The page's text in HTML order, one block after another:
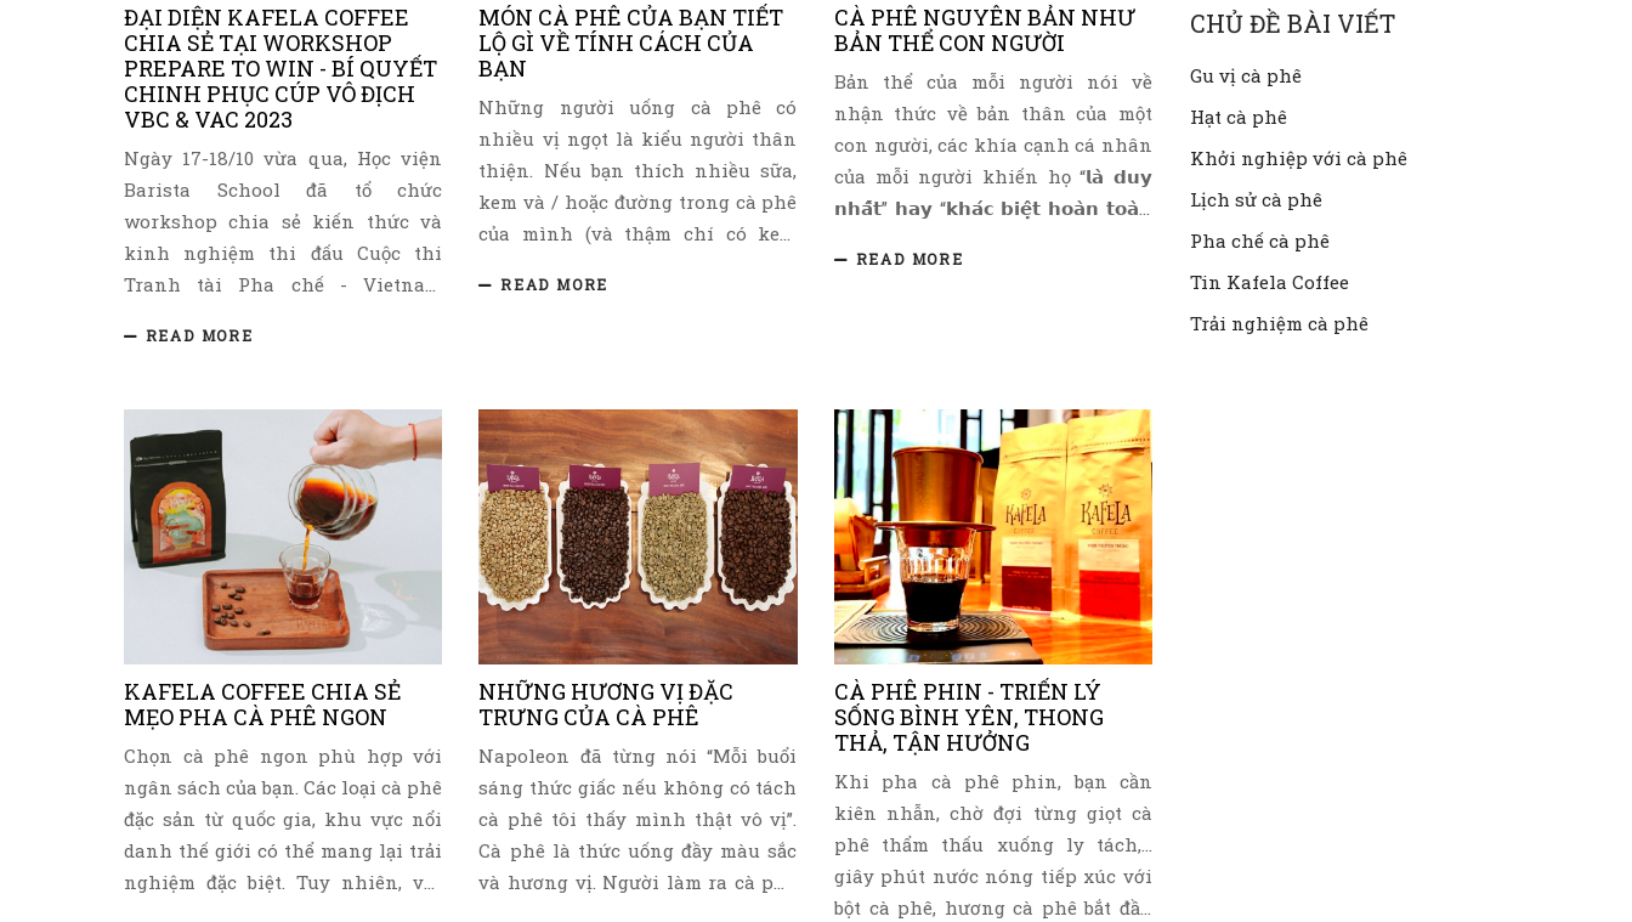
CHỦ ĐỀ BÀI VIẾT
Gu vị cà phê
Hạt cà phê
Khởi nghiệp với cà phê
Lịch sử cà phê
Pha chế cà phê
Tin Kafela Coffee
Trải nghiệm cà phê
ĐẠI DIỆN KAFELA COFFEE
CHIA SẺ TẠI WORKSHOP
PREPARE TO WIN - BÍ QUYẾT
CHINH PHỤC CÚP VÔ ĐỊCH
VBC & VAC 2023
Ngày 17-18/10 vừa qua, Học viện
Barista School đã tổ chức
workshop chia sẻ kiến thức và
kinh nghiệm thi đấu Cuộc thi
Tranh tài Pha chế - Vietnam
kiếm Chuyên gia Thử nếm mùi vị
Championship (VAC) 2023. Chị Bùi
Diệu Linh, người phụ trách R&D
của Kafela Coffee và nhà Vô địch
VAC 2018, tham dự workshop với
vai trò là khách mời chia sẻ tại
chương trình. Chị Bùi Diệu Linh
đã từng vô địch Vietnam
Aromaster Championship 2018 và
đại diện Việt Nam tham gia World
Aromaster Championship 2018 tại
Hàn Quốc.
READ MORE
MÓN CÀ PHÊ CỦA BẠN TIẾT
LỘ GÌ VỀ TÍNH CÁCH CỦA
BẠN
Những người uống cà phê có
nhiều vị ngọt là kiểu người thân
thiện. Nếu bạn thích nhiều sữa,
kem và / hoặc đường trong cà phê
của mình (và thậm chí có kem
cho thấy bạn là người có tính xã
thống kê, mọi người có xu hướng
ăn và uống các chất ngọt hơn khi
họ bị căng thẳng. Nếu bạn đang
gọi thêm một ly cà phê ngọt, có thể
là do bạn đang căng thẳng và
đang tìm kiếm một phần thưởng
cho chính mình, hoặc có thể vì
muốn căng thẳng giảm đi.
READ MORE
CÀ PHÊ NGUYÊN BẢN NHƯ
BẢN THỂ CON NGƯỜI
Bản thể của mỗi người nói về
nhận thức về bản thân của một
con người, các khía cạnh cá nhân
của mỗi người khiến họ “𝗹𝗮̀ 𝗱𝘂𝘆
𝗻𝗵𝗮̂́𝘁” 𝗵𝗮𝘆 “𝗸𝗵𝗮́𝗰 𝗯𝗶𝗲̣̂𝘁 𝗵𝗼𝗮̀𝗻 𝘁𝗼𝗮̀𝗻
đúng bản thể của mình, chúng ta
trang cho tương lai, tìm thấy nơi
mà con người đích thực của
chúng ta cảm thấy sống động
nhất, tự do và không bị gánh
nặng, theo đuổi những điều khiến
trái tim chúng ta hát, tinh thần
của chúng ta bay bổng.
READ MORE
KAFELA COFFEE CHIA SẺ
MẸO PHA CÀ PHÊ NGON
Chọn cà phê ngon phù hợp với
ngân sách của bạn. Các loại cà phê
đặc sản từ quốc gia, khu vực nổi
danh thế giới có thể mang lại trải
nghiệm đặc biệt. Tuy nhiên, với
NHỮNG HƯƠNG VỊ ĐẶC
TRƯNG CỦA CÀ PHÊ
Napoleon đã từng nói “Mỗi buổi
sáng thức giấc nếu không có tách
cà phê tôi thấy mình thật vô vị”.
Cà phê là thức uống đầy màu sắc
và hương vị. Người làm ra cà phê
CÀ PHÊ PHIN - TRIẾN LÝ
SỐNG BÌNH YÊN, THONG
THẢ, TẬN HƯỞNG
Khi pha cà phê phin, bạn cần
kiên nhẫn, chờ đợi từng giọt cà
phê thẩm thấu xuống ly tách,...
giây phút nước nóng tiếp xúc với
bột cà phê, hương cà phê bắt đầu